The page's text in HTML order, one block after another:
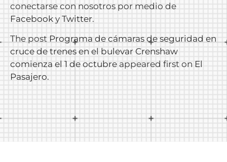
conectarse con nosotros por medio de
Facebook y Twitter.
The post Programa de cámaras de seguridad en
cruce de trenes en el bulevar Crenshaw
comienza el 1 de octubre appeared first on El
Pasajero.